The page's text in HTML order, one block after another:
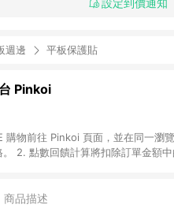
設定到價通知
週邊 平板保護貼
Pinkoi
購物前往 Pinkoi 頁面，並在同一瀏
2. 點數回饋計算將扣除訂單金額
更新至Android v4.6.0 / iOS v4.1.5
商品描述